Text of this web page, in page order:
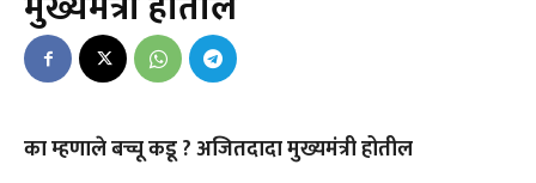
का म्हणाले बच्चू कडू ? अजितदादा मुख्यमंत्री होतील